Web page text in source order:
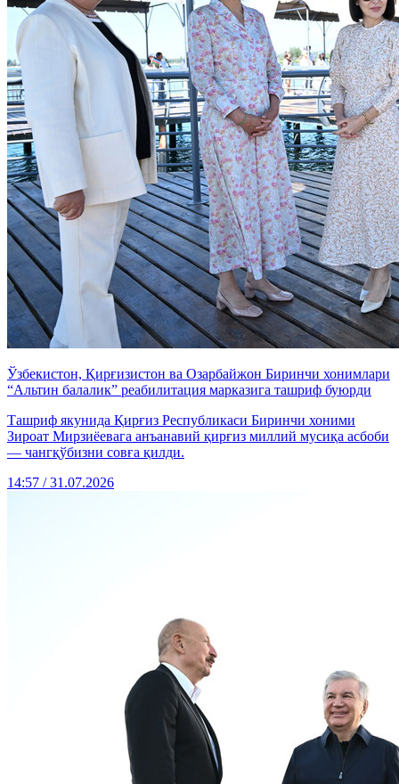
Ўзбекистон, Қирғизистон ва Озарбайжон Биринчи хонимлари
“Альтин балалик” реабилитация марказига ташриф буюрди
Ташриф якунида Қирғиз Республикаси Биринчи хоними
Зироат Мирзиёевага анъанавий қирғиз миллий мусиқа асбоби
— чангқўбизни совға қилди.
14:57 / 31.07.2026